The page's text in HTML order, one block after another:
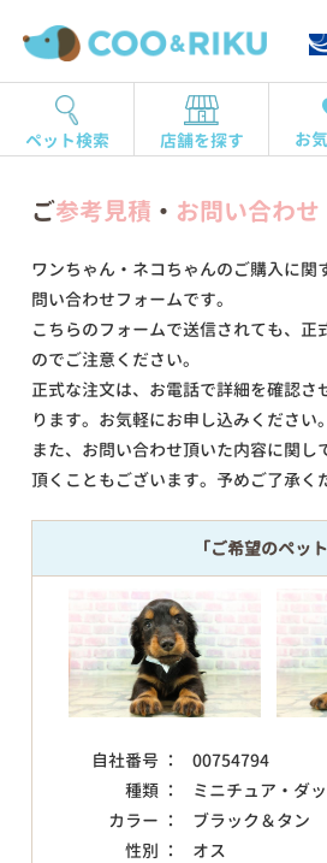
ペット検索 店舗を探す お
ご参考見積 ・ お問い合わせ
ワンちゃん・ネコちゃんのご購入に関
問い合わせフォームです。
こちらのフォームで送信されても、正
のでご注意ください。
正式な注文は、お電話で詳細を確認さ
ります。お気軽にお申し込みください。
また、お問い合わせ頂いた内容に関し
頂くこともございます。予めご了承く
「ご希望のペット
自社番号 ：
00754794
種類 ：
ミニチュア・ダ
カラー ：
ブラック＆タン
性別 ：
オス